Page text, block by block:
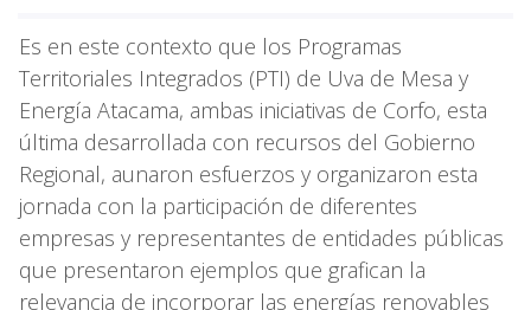
Es en este contexto que los Programas
Territoriales Integrados (PTI) de Uva de Mesa y
Energía Atacama, ambas iniciativas de Corfo, esta
última desarrollada con recursos del Gobierno
Regional, aunaron esfuerzos y organizaron esta
jornada con la participación de diferentes
empresas y representantes de entidades públicas
que presentaron ejemplos que grafican la
relevancia de incorporar las energías renovables